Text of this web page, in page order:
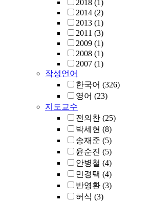
2018 (1)
2014 (2)
2013 (1)
2011 (3)
2009 (1)
2008 (1)
2007 (1)
작성언어
한국어 (326)
영어 (23)
지도교수
전의찬 (25)
박세현 (8)
송재준 (5)
윤순진 (5)
안병철 (4)
민경택 (4)
반영환 (3)
허식 (3)